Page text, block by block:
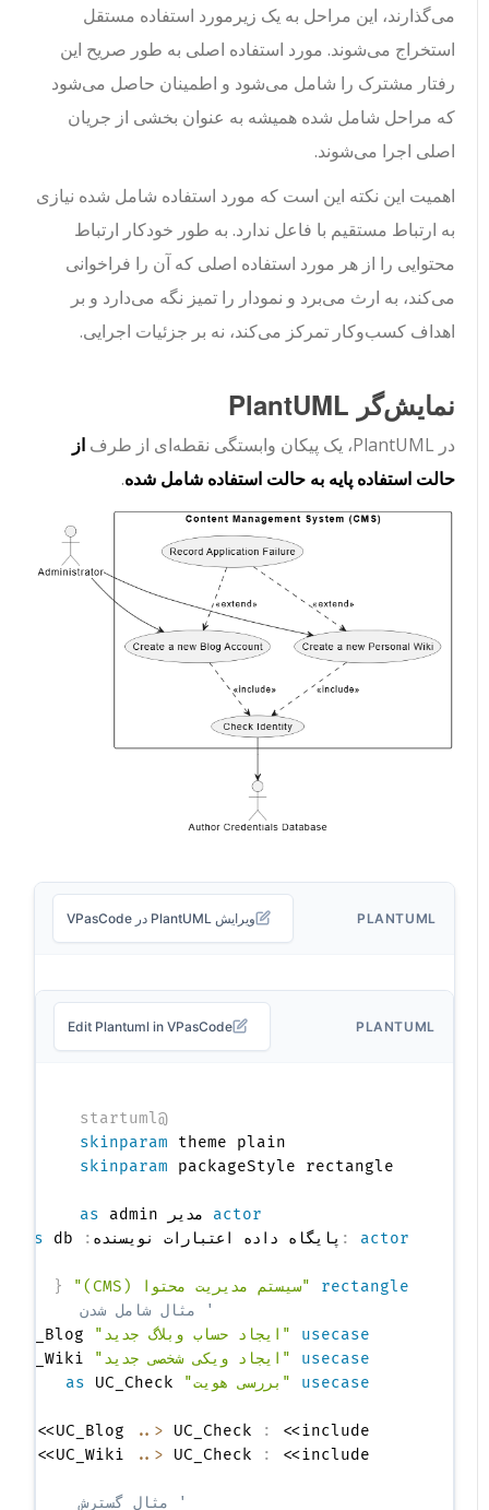
می‌گذارند، این مراحل به یک زیرمورد استفاده مستقل
استخراج می‌شوند. مورد استفاده اصلی به طور صریح این
رفتار مشترک را شامل می‌شود و اطمینان حاصل می‌شود
که مراحل شامل شده همیشه به عنوان بخشی از جریان
اصلی اجرا می‌شوند.
اهمیت این نکته این است که مورد استفاده شامل شده نیازی
به ارتباط مستقیم با فاعل ندارد. به طور خودکار ارتباط
محتوایی را از هر مورد استفاده اصلی که آن را فراخوانی
می‌کند، به ارث می‌برد و نمودار را تمیز نگه می‌دارد و بر
اهداف کسب‌وکار تمرکز می‌کند، نه بر جزئیات اجرایی.
نمایش‌گر PlantUML
در PlantUML، یک پیکان وابستگی نقطه‌ای از طرف
از
حالت استفاده پایه به حالت استفاده شامل شده.
PLANTUML ویرایش PlantUML در VPasCode
PLANTUML
Edit Plantuml in VPasCode
skinparam theme plain
skinparam
packageStyle rectangle
actor مدیر as admin
actor
: پایگاه داده اعتبارات نویسنده:
as
db
rectangle "سیستم مدیریت محتوا (CMS)"
{
' مثال شامل شدن
usecase "ایجاد حساب وبلاگ جدید"
usecase "ایجاد ویکی شخصی جدید"
usecase "بررسی هویت" as
UC_Check
..> UC_Check :
<<include>>
..> UC_Check :
<<include>>
' مثال گسترش